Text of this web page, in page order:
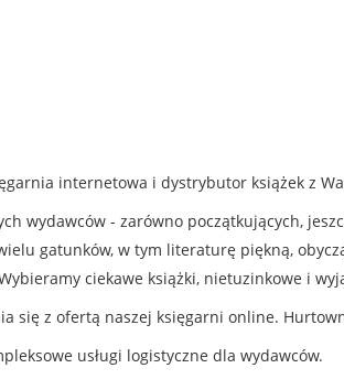
internetowa i dystrybutor książek z
wydawców - zarówno początkujących,
gatunków, w tym literaturę piękną,
ciekawe książki, nietuzinkowe i
się z ofertą naszej księgarni online.
usługi logistyczne dla wydawców.